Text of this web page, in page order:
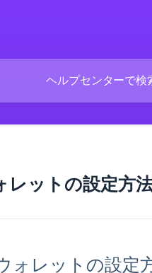
レットの設定方
ォレットの設定